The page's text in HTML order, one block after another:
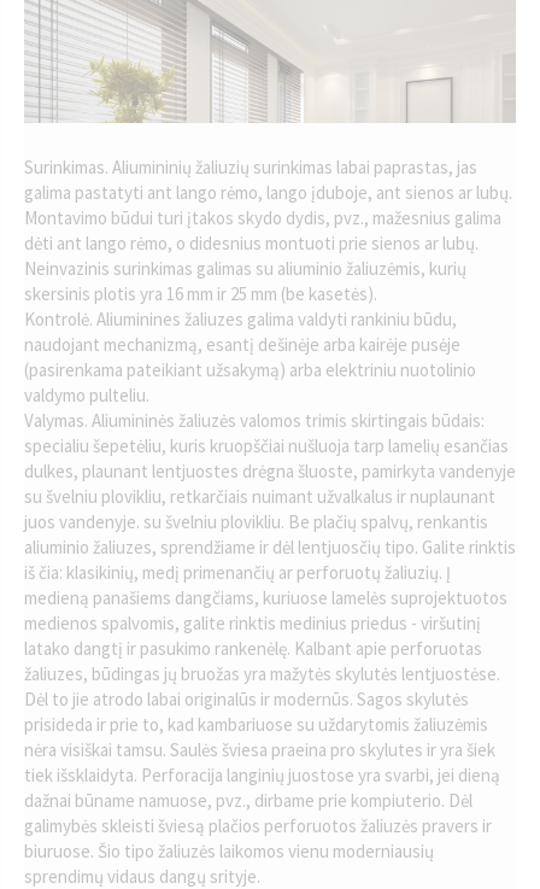
Surinkimas. Aliumininių žaliuzių surinkimas labai paprastas, jas
galima pastatyti ant lango rėmo, lango įduboje, ant sienos ar lubų.
Montavimo būdui turi įtakos skydo dydis, pvz., mažesnius galima
dėti ant lango rėmo, o didesnius montuoti prie sienos ar lubų.
Neinvazinis surinkimas galimas su aliuminio žaliuzėmis, kurių
skersinis plotis yra 16 mm ir 25 mm (be kasetės).
Kontrolė. Aliuminines žaliuzes galima valdyti rankiniu būdu,
naudojant mechanizmą, esantį dešinėje arba kairėje pusėje
(pasirenkama pateikiant užsakymą) arba elektriniu nuotolinio
valdymo pulteliu.
Valymas. Aliumininės žaliuzės valomos trimis skirtingais būdais:
specialiu šepetėliu, kuris kruopščiai nušluoja tarp lamelių esančias
dulkes, plaunant lentjuostes drėgna šluoste, pamirkyta vandenyje
su švelniu plovikliu, retkarčiais nuimant užvalkalus ir nuplaunant
juos vandenyje. su švelniu plovikliu. Be plačių spalvų, renkantis
aliuminio žaliuzes, sprendžiame ir dėl lentjuosčių tipo. Galite rinktis
iš čia: klasikinių, medį primenančių ar perforuotų žaliuzių. Į
medieną panašiems dangčiams, kuriuose lamelės suprojektuotos
medienos spalvomis, galite rinktis medinius priedus - viršutinį
latako dangtį ir pasukimo rankenėlę. Kalbant apie perforuotas
žaliuzes, būdingas jų bruožas yra mažytės skylutės lentjuostėse.
Dėl to jie atrodo labai originalūs ir modernūs. Sagos skylutės
prisideda ir prie to, kad kambariuose su uždarytomis žaliuzėmis
nėra visiškai tamsu. Saulės šviesa praeina pro skylutes ir yra šiek
tiek išsklaidyta. Perforacija langinių juostose yra svarbi, jei dieną
dažnai būname namuose, pvz., dirbame prie kompiuterio. Dėl
galimybės skleisti šviesą plačios perforuotos žaliuzės pravers ir
biuruose. Šio tipo žaliuzės laikomos vienu moderniausių
sprendimų vidaus dangų srityje.